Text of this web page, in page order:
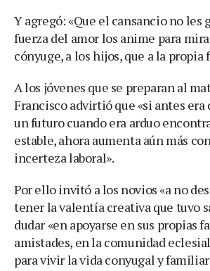
Y agregó: «Que el cansancio no les
fuerza del amor los anime para
cónyuge, a los hijos, que a la propia
A los jóvenes que se preparan al
Francisco advirtió que «si antes
un futuro cuando era arduo
estable, ahora aumenta aún más
incerteza laboral».
Por ello invitó a los novios «a no
tener la valentía creativa que tuvo
dudar «en apoyarse en sus propias
amistades, en la comunidad
para vivir la vida conyugal y